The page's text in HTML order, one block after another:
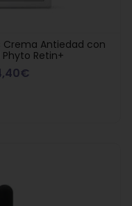
Crema Antiedad con
Retin+